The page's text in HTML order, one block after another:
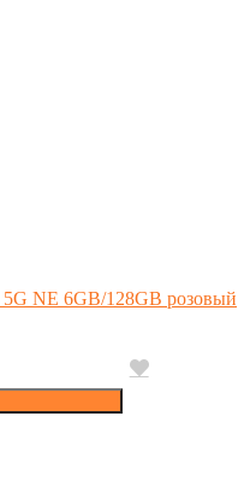
NE 6GB/128GB розовый